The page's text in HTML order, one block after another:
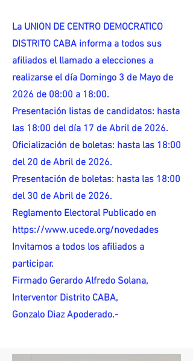
La UNION DE CENTRO DEMOCRATICO
DISTRITO CABA informa a todos sus
afiliados el llamado a elecciones a
realizarse el día Domingo 3 de Mayo de
2026 de 08:00 a 18:00.
Presentación listas de candidatos: hasta
las 18:00 del día 17 de Abril de 2026.
Oficialización de boletas: hasta las 18:00
del 20 de Abril de 2026.
Presentación de boletas: hasta las 18:00
del 30 de Abril de 2026.
Reglamento Electoral Publicado en
https://www.ucede.org/novedades
Invitamos a todos los afiliados a
participar.
Firmado Gerardo Alfredo Solana,
Interventor Distrito CABA,
Gonzalo Diaz Apoderado.-